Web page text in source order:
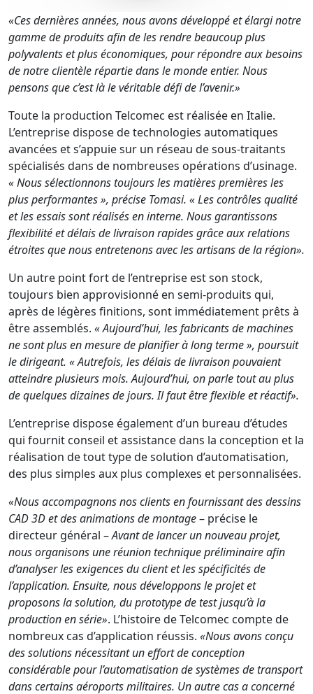
«Ces dernières années, nous avons développé et élargi notre
gamme de produits afin de les rendre beaucoup plus
polyvalents et plus économiques, pour répondre aux besoins
de notre clientèle répartie dans le monde entier. Nous
pensons que c’est là le véritable défi de l’avenir.»
Toute la production Telcomec est réalisée en Italie.
L’entreprise dispose de technologies automatiques
avancées et s’appuie sur un réseau de sous-traitants
spécialisés dans de nombreuses opérations d’usinage.
« Nous sélectionnons toujours les matières premières les
plus performantes », précise Tomasi. « Les contrôles qualité
et les essais sont réalisés en interne. Nous garantissons
flexibilité et délais de livraison rapides grâce aux relations
étroites que nous entretenons avec les artisans de la région».
Un autre point fort de l’entreprise est son stock,
toujours bien approvisionné en semi-produits qui,
après de légères finitions, sont immédiatement prêts à
être assemblés. « Aujourd’hui, les fabricants de machines
ne sont plus en mesure de planifier à long terme », poursuit
le dirigeant. « Autrefois, les délais de livraison pouvaient
atteindre plusieurs mois. Aujourd’hui, on parle tout au plus
de quelques dizaines de jours. Il faut être flexible et réactif».
L’entreprise dispose également d’un bureau d’études
qui fournit conseil et assistance dans la conception et la
réalisation de tout type de solution d’automatisation,
des plus simples aux plus complexes et personnalisées.
«Nous accompagnons nos clients en fournissant des dessins
CAD 3D et des animations de montage– précise le
directeur général –Avant de lancer un nouveau projet,
nous organisons une réunion technique préliminaire afin
d’analyser les exigences du client et les spécificités de
l’application. Ensuite, nous développons le projet et
proposons la solution, du prototype de test jusqu’à la
production en série». L’histoire de Telcomec compte de
nombreux cas d’application réussis. «Nous avons conçu
des solutions nécessitant un effort de conception
considérable pour l’automatisation de systèmes de transport
dans certains aéroports militaires. Un autre cas a concerné